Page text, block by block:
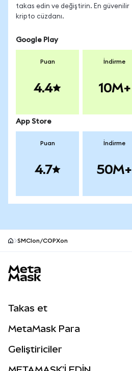
takas edin ve değiştirin. En güvenilir
kripto cüzdanı.
Google Play
Puan
4.4
İndirme
10M+
App Store
Puan
4.7
İndirme
50M+
SMCIon/COPXon
Takas et
Perps
MetaMask Para
Geliştiriciler